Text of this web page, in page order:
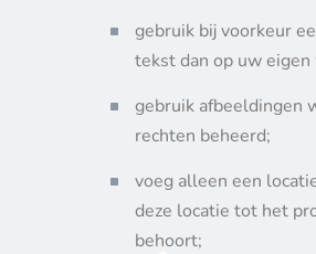
gebruik bij voorkeur
tekst dan op uw
gebruik afbeeldingen
rechten beheerd;
voeg alleen een
deze locatie tot het
behoort;